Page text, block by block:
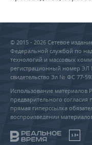
© 2015 - 2026 Сетевое
Федеральной службой по
технологий и массовых
регистрационный номер ЭЛ
свидетельство Эл № ФС 77-
Использование материалов
предварительного
прямая гиперссылка
воспроизведении
18+